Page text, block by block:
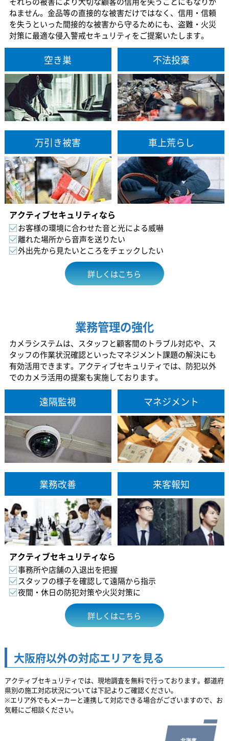
ねません。金品等の直接的な被害だけではなく、信用・信頼
を失うといった間接的な被害から守るためにも、盗難・火災
対策に最適な侵入警戒セキュリティをご提案いたします。
空き巣 不法投棄
万引き被害 車上荒らし
アクティブセキュリティなら
お客様の環境に合わせた音と光による威嚇
離れた場所から音声を送りたい
外出先から見たいところをチェックしたい
詳しくはこちら
業務管理の強化
カメラシステムは、スタッフと顧客間のトラブル対応や、ス
タッフの作業状況確認といったマネジメント課題の解決にも
有効活用できます。アクティブセキュリティでは、防犯以外
でのカメラ活用の提案も実施しております。
遠隔監視 マネジメント
業務改善 来客報知
アクティブセキュリティなら
事務所や店舗の入退出を把握
スタッフの様子を確認して遠隔から指示
夜間・休日の防犯対策や火災対策に
詳しくはこちら
大阪府以外の対応エリアを見る
アクティブセキュリティでは、現地調査を無料で行っております。都道府
県別の施工対応状況については下記よりご確認ください。
※エリア外でもメーカーと連携して対応できる場合がございますので、お
気軽にご相談ください。